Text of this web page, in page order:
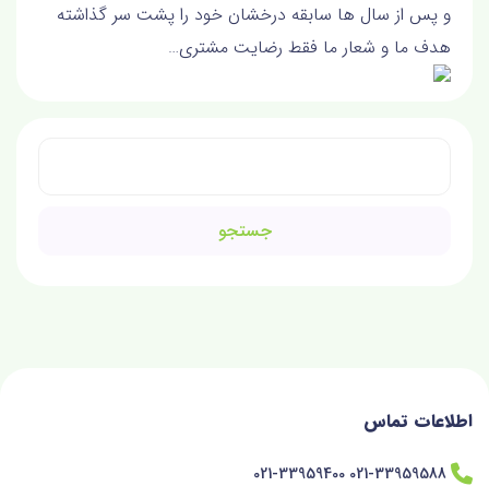
و پس از سال ها سابقه درخشان خود را پشت سر گذاشته
هدف ما و شعار ما فقط رضايت مشتري…
اطلاعات تماس
021-33959588 021-33959400